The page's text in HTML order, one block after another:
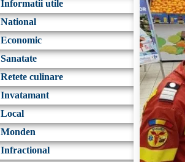
Informatii utile
National
Economic
Sanatate
Retete culinare
Invatamant
Local
Monden
Infractional